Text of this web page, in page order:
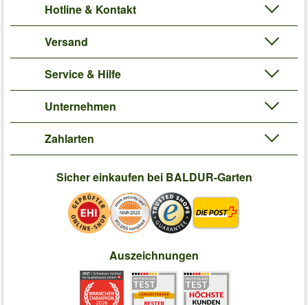
Hotline & Kontakt
Versand
Service & Hilfe
Unternehmen
Zahlarten
Sicher einkaufen bei BALDUR-Garten
Auszeichnungen